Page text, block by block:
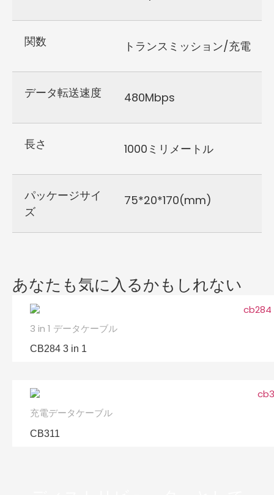
関数 トランスミッション/充電
データ転送速度 480Mbps
長さ 1000ミリメートル
パッケージサイ
ズ
75*20*170(mm)
あなたも気に入るかもしれない
3 in 1 データケーブル
CB284 3 in 1
充電データケーブル
CB311